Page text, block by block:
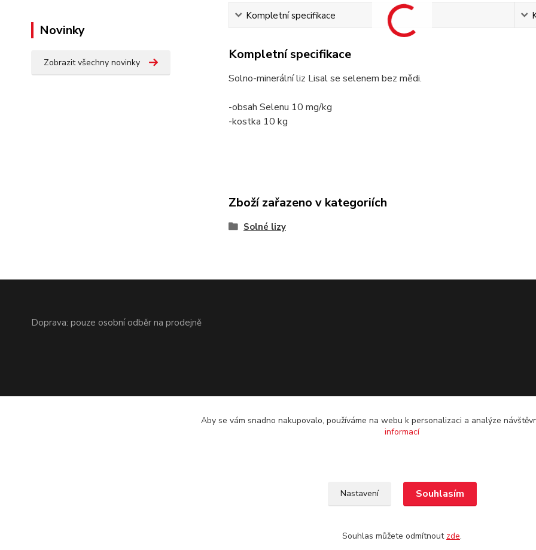
Novinky
Zobrazit všechny novinky
Kompletní specifikace
Kompletní specifikace
Solno-minerální liz Lisal se selenem bez mědi.
-obsah Selenu 10 mg/kg
-kostka 10 kg
Zboží zařazeno v kategoriích
Solné lizy
Doprava: pouze osobní odběr na prodejně
Aby se vám snadno nakupovalo, používáme na webu k personalizaci a analýze
informací
Nastavení Souhlasím
Souhlas můžete odmítnout zde.